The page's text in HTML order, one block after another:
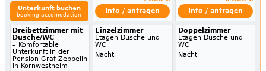
Unterkunft buchen
booking accomodation
Info / anfragen
Info / anfragen
Dreibettzimmer mit
Dusche/WC
– Komfortable
Unterkunft in der
Pension Graf Zeppelin
in Kornwestheim
Einzelzimmer
Etagen Dusche und
WC
Nacht
Doppelzimmer
Etagen Dusche und
WC
Nacht